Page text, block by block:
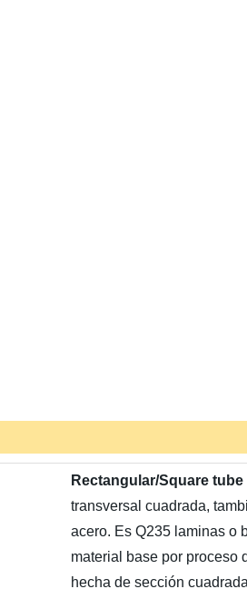
Rectangular/Square tube
transversal cuadrada,
acero. Es Q235 laminas o
material base por proceso
hecha de sección